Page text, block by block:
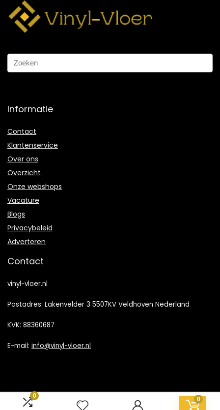
0
0
Informatie
Contact
Klantenservice
Over ons
Overzicht
Onze webshops
Vacature
Blogs
Privacybeleid
Adverteren
Contact
vinyl-vloer.nl
Postadres: Lakenvelder 3 5507KV Veldhoven Nederland
KVK: 88360687
E-mail: info@vinyl-vloer.nl
2024 © Vinyl-Vloer.nl Alle rechten voorbehouden